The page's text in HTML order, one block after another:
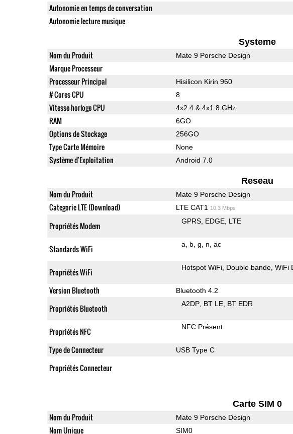
Autonomie en temps de conversation
Autonomie lecture musique
Systeme
Nom du Produit Mate 9 Porsche Design
Marque Processeur
Processeur Principal Hisilicon Kirin 960
# Cores CPU 8
Vitesse horloge CPU 4x2.4 & 4x1.8 GHz
RAM 6GO
Options de Stockage 256GO
Type Carte Mémoire None
Système d'Exploitation Android 7.0
Reseau
Nom du Produit Mate 9 Porsche Design
Categorie LTE (Download) LTE CAT1 10.3 Mbps
Propriétés Modem GPRS EDGE LTE
Standards WiFi a b g n ac
Propriétés WiFi Hotspot WiFi Double bande WiFi
Version Bluetooth Bluetooth 4.2
Propriétés Bluetooth A2DP BT LE BT EDR
Propriétés NFC NFC Présent
Type de Connecteur USB Type C
Propriétés Connecteur
Carte SIM 0
Nom du Produit Mate 9 Porsche Design
Nom Unique SIM0